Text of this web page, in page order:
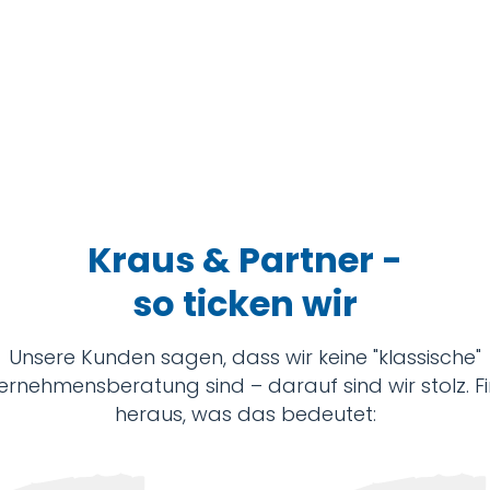
Kraus & Partner -
so ticken wir
Unsere Kunden sagen, dass wir keine "klassische"
sind – darauf sind wir stolz.
heraus, was das bedeutet: